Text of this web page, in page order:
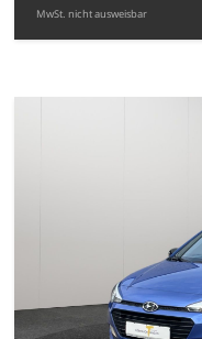
MwSt. nicht ausweisbar